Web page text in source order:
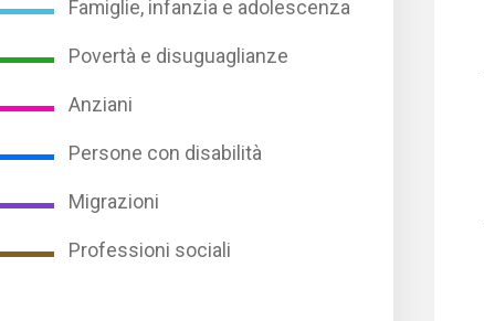
Famiglie, infanzia e adolescenza
Povertà e disuguaglianze
Anziani
Persone con disabilità
Migrazioni
Professioni sociali